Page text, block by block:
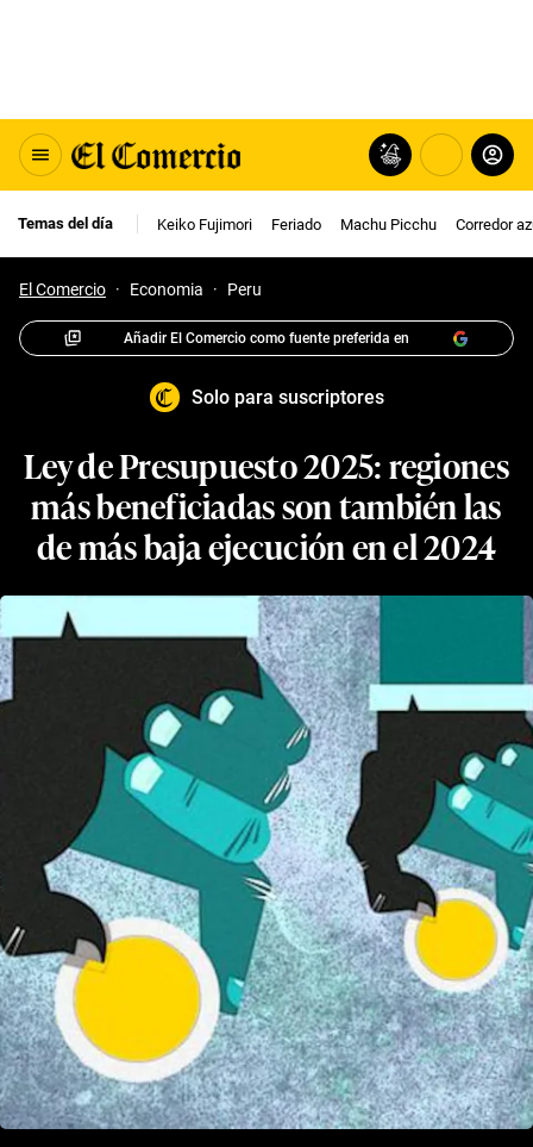
Temas del día Keiko Fujimori Feriado Machu Picchu Corredor
El Comercio · Economia · Peru
Añadir El Comercio como fuente preferida en
Solo para suscriptores
Ley de Presupuesto 2025: regiones
más beneficiadas son también las
de más baja ejecución en el 2024